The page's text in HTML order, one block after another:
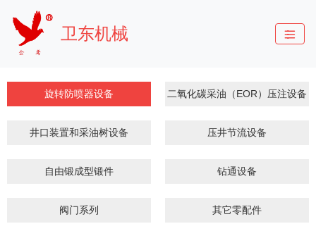
卫东机械
旋转防喷器设备 二氧化碳采油（EOR）压注设备
井口装置和采油树设备 压井节流设备
自由锻成型锻件 钻通设备
阀门系列 其它零配件